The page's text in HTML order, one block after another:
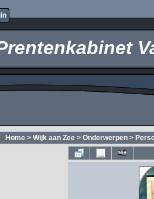
Home > Wijk aan Zee > Onderwerpen >